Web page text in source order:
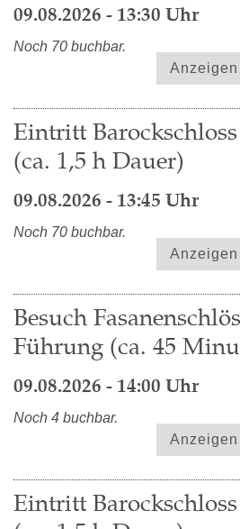
09.08.2026 - 13:30 Uhr
Noch 70 buchbar.
Anzeigen
Eintritt
(ca. 1,5 h Dauer)
09.08.2026 - 13:45 Uhr
Noch 70 buchbar.
Anzeigen
Besuch
Führung (ca. 45
09.08.2026 - 14:00 Uhr
Noch 4 buchbar.
Anzeigen
Eintritt